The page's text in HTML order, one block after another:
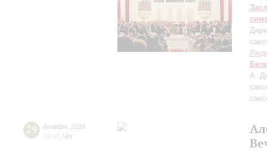
Бизе
А.
29 декабря 2016
19:00 Чт